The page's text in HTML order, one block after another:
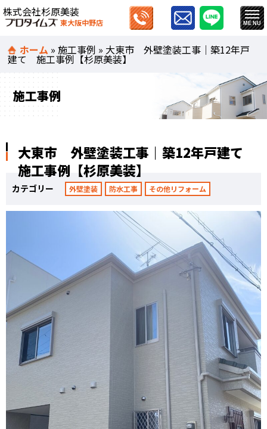
株式会社杉原美装
東大阪中野店
ホーム »施工事例 » 大東市 外壁塗装工事｜築12年戸
建て 施工事例【杉原美装】
施工事例
大東市 外壁塗装工事｜築12年戸建て
施工事例【杉原美装】
カテゴリー 外壁塗装 防水工事 その他リフォーム